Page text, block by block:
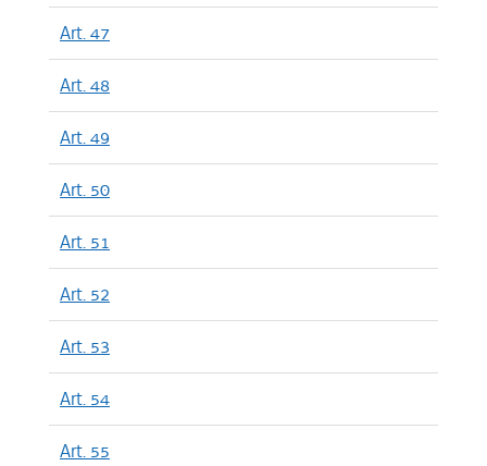
Art. 47
Art. 48
Art. 49
Art. 50
Art. 51
Art. 52
Art. 53
Art. 54
Art. 55